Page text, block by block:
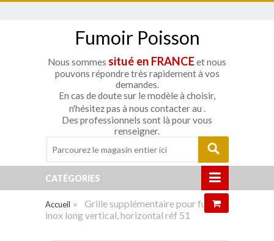
Fumoir Poisson
Nous sommes situé en FRANCEet nous
pouvons répondre très rapidement à vos
demandes.
En cas de doute sur le modèle à choisir,
n'hésitez pas à nous contacter au .
Des professionnels sont là pour vous
renseigner.
CATÉGORIES
Accueil »
Grille supplémentaire pour fumoir
inox long vertical, horizontal réf 51
Agrandir